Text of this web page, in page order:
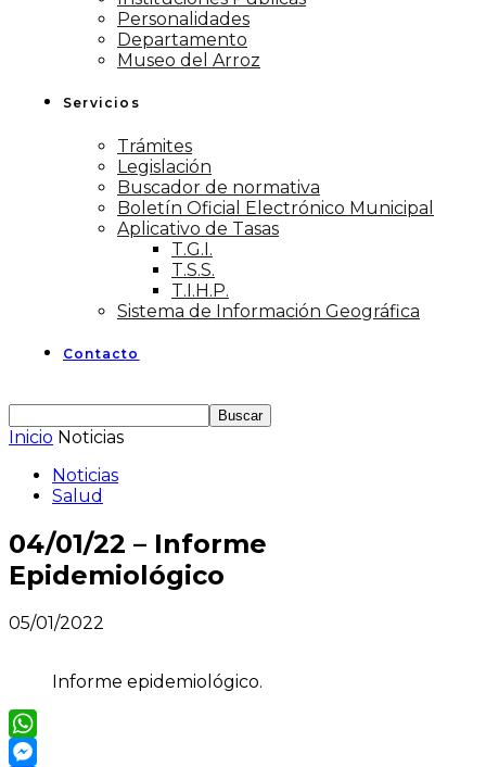
Personalidades
Departamento
Museo del Arroz
Servicios
Trámites
Legislación
Buscador de normativa
Boletín Oficial Electrónico Municipal
Aplicativo de Tasas
T.G.I.
T.S.S.
T.I.H.P.
Sistema de Información Geográfica
Contacto
Inicio Noticias
Noticias
Salud
04/01/22 – Informe
Epidemiológico
05/01/2022
Informe epidemiológico.
WhatsApp